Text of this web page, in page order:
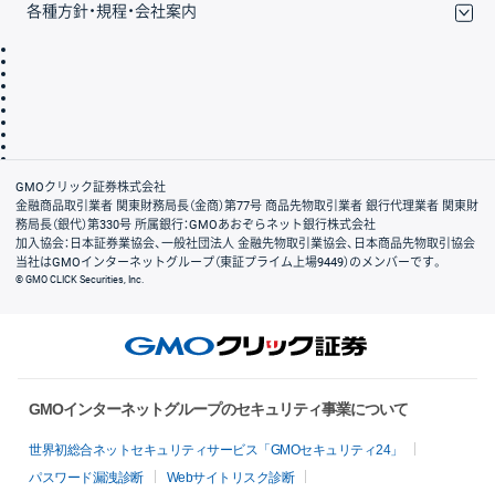
各種方針・規程・会社案内
会社案内
GMOクリック証券株式会社
金融商品取引業者 関東財務局長（金商）第77号 商品先物取引業者 銀行代理業者 関東財
務局長（銀代）第330号 所属銀行：GMOあおぞらネット銀行株式会社
加入協会：日本証券業協会、一般社団法人 金融先物取引業協会、日本商品先物取引協会
当社はGMOインターネットグループ（東証プライム上場9449）のメンバーです。
© GMO CLICK Securities, Inc.
GMOインターネットグループのセキュリティ事業について
世界初総合ネットセキュリティサービス「GMOセキュリティ24」
パスワード漏洩診断
Webサイトリスク診断